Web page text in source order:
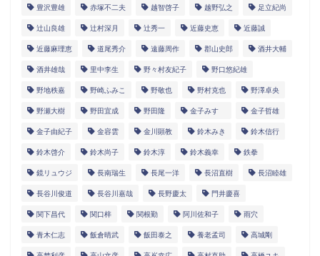
豊沢豊雄 赤塚不二夫 越智啓子 越野弘之 足立紀尚
辻山良雄 辻村深月 辻秀一 近藤史恵 近藤誠
近藤麻理恵 道尾秀介 遠藤周作 郡山史郎 酒井大輔
酒井雄哉 里中李生 野々村友紀子 野口悠紀雄
野地秩嘉 野崎ふみこ 野敬也 野村克也 野澤卓央
野瀬大樹 野田宜成 野田隆 金子みすゞ 金子哲雄
金子由紀子 金容雲 金川顕教 鈴木みき 鈴木信行
鈴木啓介 鈴木尚子 鈴木淳 鈴木義幸 鉄拳
鏡リュウジ 長南瑞生 長尾一洋 長沼直樹 長沼睦雄
長谷川俊道 長谷川嘉哉 長野慶太 門井慶喜
関下昌代 関口梓 関根勤 阿川佐和子 雨穴
青木仁志 飯倉晴武 飯田泰之 養老孟司 高城剛